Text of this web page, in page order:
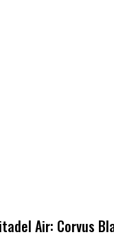
Air: Corvus